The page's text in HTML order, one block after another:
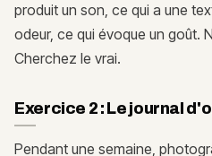
produit un son, ce qui a une
odeur, ce qui évoque un goût.
Cherchez le vrai.
Exercice 2 : Le journal
Pendant une semaine,